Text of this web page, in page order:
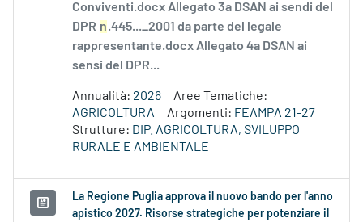
Conviventi.docx Allegato 3a DSAN ai sendi del
DPR n.445..._2001 da parte del legale
rappresentante.docx Allegato 4a DSAN ai
sensi del DPR...
Annualità: 2026
Aree Tematiche:
AGRICOLTURA
Argomenti: FEAMPA 21-27
Strutture: DIP. AGRICOLTURA, SVILUPPO
RURALE E AMBIENTALE
La Regione Puglia approva il nuovo bando per l'anno
apistico 2027. Risorse strategiche per potenziare il